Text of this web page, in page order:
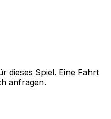
dieses Spiel. Eine Fahrt
anfragen.